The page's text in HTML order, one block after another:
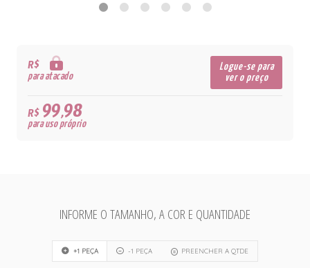
R$
para atacado
Logue-se para
ver o preço
R$99,98
para uso próprio
INFORME O TAMANHO, A COR E QUANTIDADE
+1 PEÇA -1 PEÇA PREENCHER A QTDE